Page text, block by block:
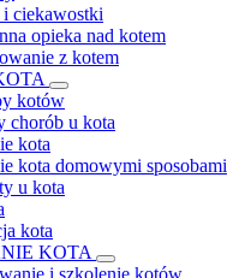
i ciekawostki
opieka nad kotem
z kotem
kotów
chorób u kota
kota
kota domowymi sposobami
u kota
kota
KOTA
i szkolenie kotów